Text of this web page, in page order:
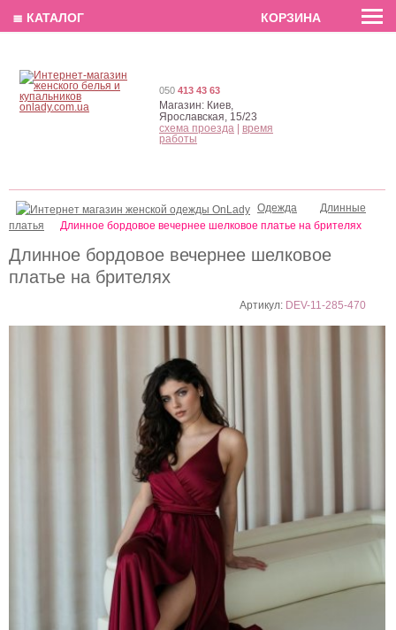
EN РУС
Длинное бордовое вечернее шелковое
платье на брителях
Артикул: DEV-11-285-470
Одежда
Длинные
платья
Длинное бордовое вечернее шелковое платье на брителях
050 413 43 63
Магазин: Киев,
Ярославская, 15/23
схема проезда
время
работы
≣ КАТАЛОГ КОРЗИНА